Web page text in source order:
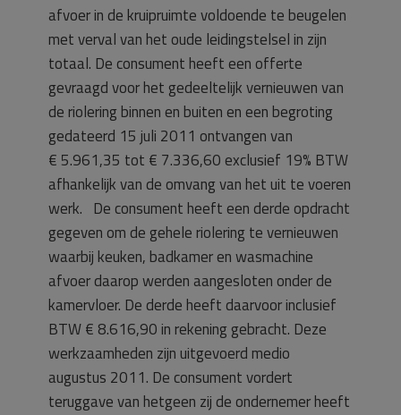
afvoer in de kruipruimte voldoende te beugelen
met verval van het oude leidingstelsel in zijn
totaal. De consument heeft een offerte
gevraagd voor het gedeeltelijk vernieuwen van
de riolering binnen en buiten en een begroting
gedateerd 15 juli 2011 ontvangen van
€ 5.961,35 tot € 7.336,60 exclusief 19% BTW
afhankelijk van de omvang van het uit te voeren
werk. De consument heeft een derde opdracht
gegeven om de gehele riolering te vernieuwen
waarbij keuken, badkamer en wasmachine
afvoer daarop werden aangesloten onder de
kamervloer. De derde heeft daarvoor inclusief
BTW € 8.616,90 in rekening gebracht. Deze
werkzaamheden zijn uitgevoerd medio
augustus 2011. De consument vordert
teruggave van hetgeen zij de ondernemer heeft